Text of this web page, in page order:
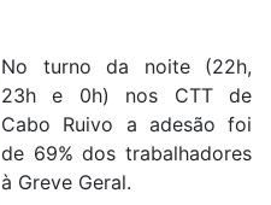
No turno da noite (22h,
23h e 0h) nos CTT de
Cabo Ruivo a adesão foi
de 69% dos trabalhadores
à Greve Geral.